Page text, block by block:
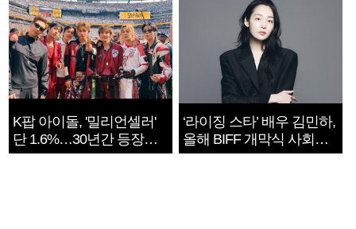
K팝 아이돌, '밀리언셀러'
단 1.6%…30년간 등장
1182개팀 전수조사
‘라이징 스타’ 배우 김민하,
올해 BIFF 개막식 사회자
확정